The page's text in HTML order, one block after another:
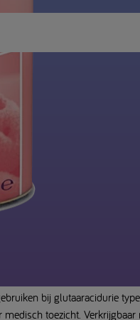
bij glutaaracidurie
toezicht.